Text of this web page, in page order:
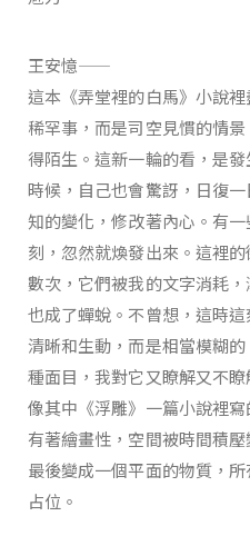
王安憶——
這本《弄堂裡的白馬》小說
稀罕事，而是司空見慣的情
得陌生。這新一輪的看，是
時候，自己也會驚訝，日復
知的變化，修改著內心。有
刻，忽然就煥發出來。這裡
數次，它們被我的文字消耗
也成了蟬蛻。不曾想，這時
清晰和生動，而是相當模糊
種面目，我對它又瞭解又不
像其中《浮雕》一篇小說裡
有著繪畫性，空間被時間積
最後變成一個平面的物質，
占位。